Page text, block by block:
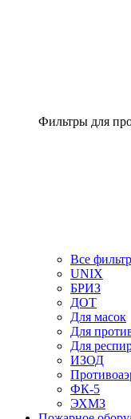
Фильтры для
Все
UNIX
БРИЗ
ДОТ
Для масок
Для
Для
ИЗОД
ФК-5
ЭХМЗ